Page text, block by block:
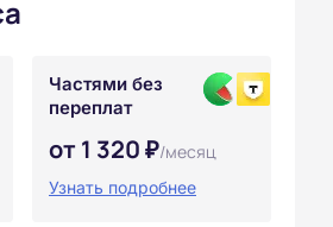
Частями без
переплат
от 1 320 ₽/месяц
Узнать подробнее